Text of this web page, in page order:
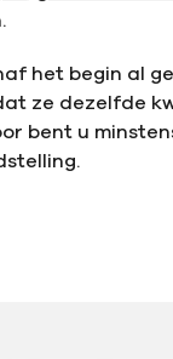
het begin al
ze dezelfde
bent u